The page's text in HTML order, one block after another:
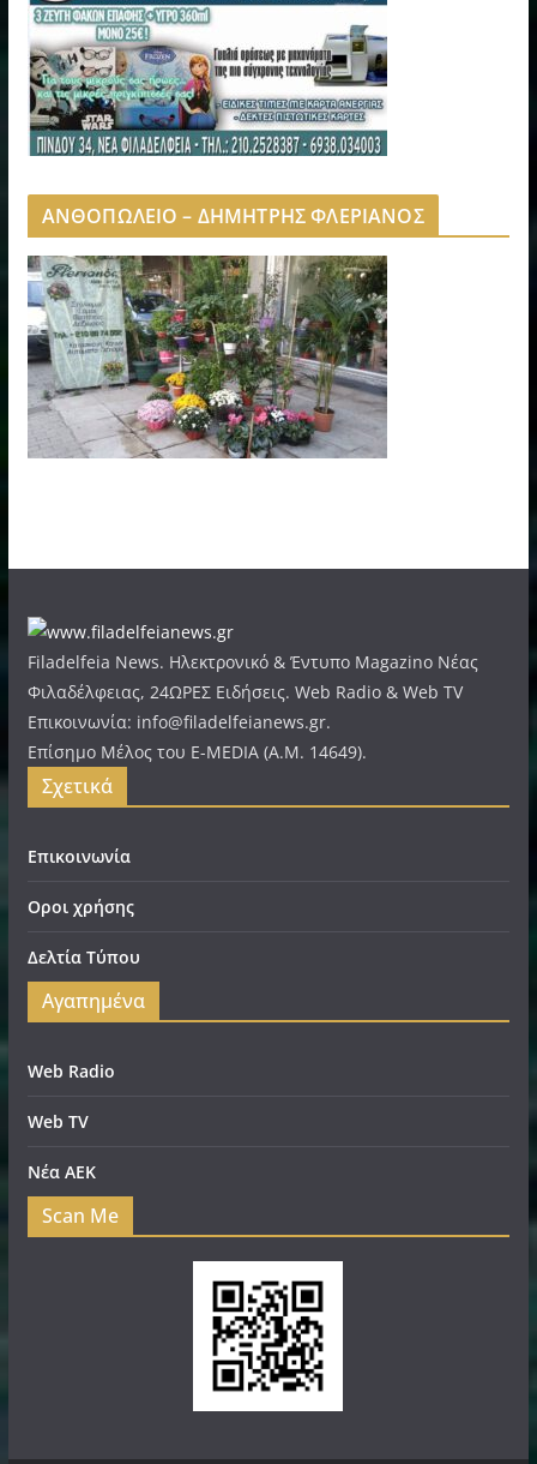
ΑΝΘΟΠΩΛΕΙΟ – ΔΗΜΗΤΡΗΣ ΦΛΕΡΙΑΝΟΣ
Filadelfeia News. Ηλεκτρονικό & Έντυπο Magazino Νέας
Φιλαδέλφειας, 24ΩΡΕΣ Ειδήσεις. Web Radio & Web TV
Επικοινωνία: info@filadelfeianews.gr.
Επίσημο Μέλος του E-MEDIA (A.M. 14649).
Σχετικά
Επικοινωνία
Οροι χρήσης
Δελτία Τύπου
Αγαπημένα
Web Radio
Web TV
Νέα ΑΕΚ
Scan Me